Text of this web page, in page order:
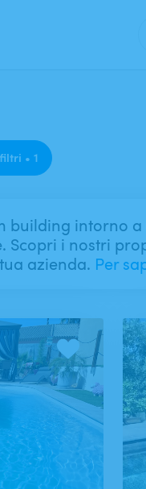
• 1
building intorno
Scopri i nostri
azienda. Per